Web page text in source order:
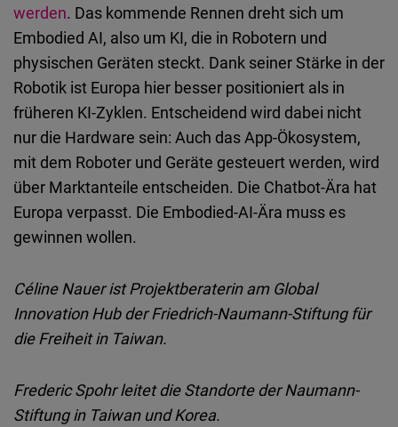
werden. Das kommende Rennen dreht sich um
Embodied AI, also um KI, die in Robotern und
physischen Geräten steckt. Dank seiner Stärke in der
Robotik ist Europa hier besser positioniert als in
früheren KI-Zyklen. Entscheidend wird dabei nicht
nur die Hardware sein: Auch das App-Ökosystem,
mit dem Roboter und Geräte gesteuert werden, wird
über Marktanteile entscheiden. Die Chatbot-Ära hat
Europa verpasst. Die Embodied-AI-Ära muss es
gewinnen wollen.
Céline Nauer ist Projektberaterin am Global
Innovation Hub der Friedrich-Naumann-Stiftung für
die Freiheit in Taiwan.
Frederic Spohr leitet die Standorte der Naumann-
Stiftung in Taiwan und Korea.